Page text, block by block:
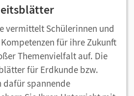
vermittelt Schülerinnen und
für ihre Zukunft
Themenvielfalt auf. Die
für Erdkunde bzw.
dafür spannende